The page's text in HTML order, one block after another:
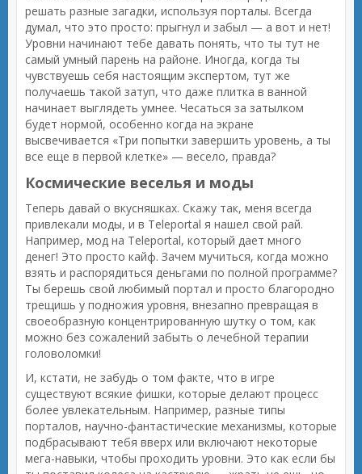
решать разные загадки, используя порталы. Всегда
думал, что это просто: прыгнул и забыл — а вот и нет!
Уровни начинают тебе давать понять, что ты тут не
самый умный парень на районе. Иногда, когда ты
чувствуешь себя настоящим экспертом, тут же
получаешь такой затуп, что даже плитка в ванной
начинает выглядеть умнее. Чесаться за затылком
будет нормой, особенно когда на экране
высвечивается «Три попытки завершить уровень, а ты
все еще в первой клетке» — весело, правда?
Космические веселья и моды
Теперь давай о вкусняшках. Скажу так, меня всегда
привлекали моды, и в Teleportal я нашел свой рай.
Например, мод на Teleportal, который дает много
денег! Это просто кайф. Зачем мучиться, когда можно
взять и распорядиться деньгами по полной программе?
Ты берешь свой любимый портал и просто благородно
трещишь у подножия уровня, внезапно превращая в
своеобразную концентрированную шутку о том, как
можно без сожалений забыть о лечебной терапии
головоломки!
И, кстати, не забудь о том факте, что в игре
существуют всякие фишки, которые делают процесс
более увлекательным. Например, разные типы
порталов, научно-фантастические механизмы, которые
подбрасывают тебя вверх или включают некоторые
мега-навыки, чтобы проходить уровни. Это как если бы